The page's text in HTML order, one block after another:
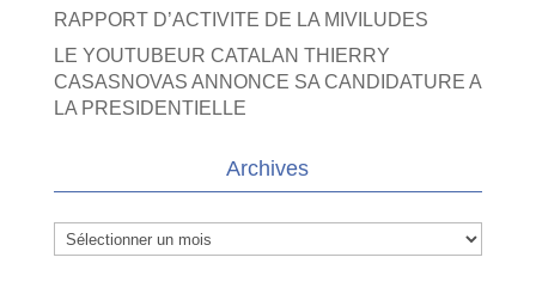
RAPPORT D’ACTIVITE DE LA MIVILUDES
LE YOUTUBEUR CATALAN THIERRY
CASASNOVAS ANNONCE SA CANDIDATURE A
LA PRESIDENTIELLE
Archives
Archives